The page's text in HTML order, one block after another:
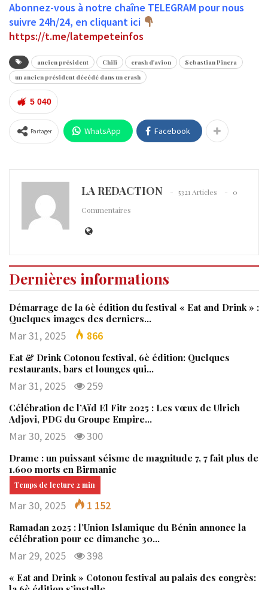
Abonnez-vous à notre chaîne TELEGRAM pour nous
suivre 24h/24, en cliquant ici
https://t.me/latempeteinfos
ancien président Chili crash d'avion
Sebastian Pinera
un ancien président décédé dans un crash
5 040
Partager WhatsApp Facebook
LA REDACTION 5321 Articles
0
Commentaires
Dernières informations
Démarrage de la 6è édition du festival « Eat and Drink » :
Quelques images des derniers…
Mar 31, 2025 866
Eat & Drink Cotonou festival, 6è édition: Quelques
restaurants, bars et lounges qui…
Mar 31, 2025 259
Célébration de l’Aïd El Fitr 2025 : Les vœux de Ulrich
Adjovi, PDG du Groupe Empire…
Mar 30, 2025 300
Drame : un puissant séisme de magnitude 7, 7 fait plus de
1.600 morts en Birmanie
Mar 30, 2025 1 152
Ramadan 2025 : l’Union Islamique du Bénin annonce la
célébration pour ce dimanche 30…
Mar 29, 2025 398
« Eat and Drink » Cotonou festival au palais des congrès: